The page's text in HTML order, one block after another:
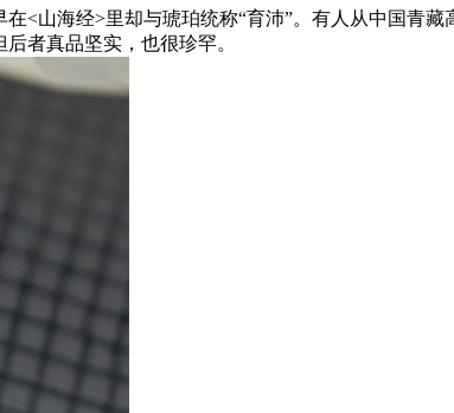
<山海经>里却与琥珀统称“育沛”。有人从中国青
者真品坚实，也很珍罕。